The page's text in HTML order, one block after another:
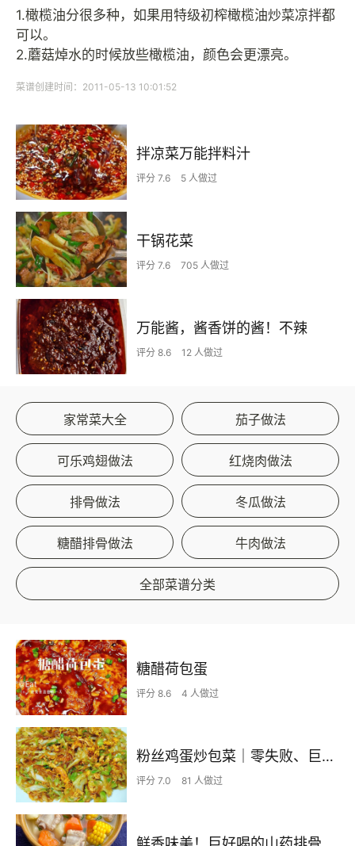
1.橄榄油分很多种，如果用特级初榨橄榄油炒菜凉拌都
可以。
2.蘑菇焯水的时候放些橄榄油，颜色会更漂亮。
菜谱创建时间：2011-05-13 10:01:52
拌凉菜万能拌料汁
评分 7.6 5 人做过
干锅花菜
评分 7.6 705 人做过
万能酱，酱香饼的酱！不辣
评分 8.6 12 人做过
家常菜大全 茄子做法
可乐鸡翅做法 红烧肉做法
排骨做法 冬瓜做法
糖醋排骨做法 牛肉做法
全部菜谱分类
糖醋荷包蛋
评分 8.6 4 人做过
粉丝鸡蛋炒包菜｜零失败、巨下饭
评分 7.0 81 人做过